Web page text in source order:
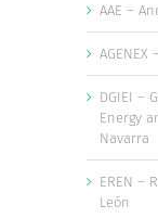
AAE –
DGIEI –
Energy
Navarra
EREN –
León